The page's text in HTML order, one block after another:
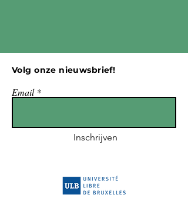
Volg onze nieuwsbrief!
Email
Inschrijven